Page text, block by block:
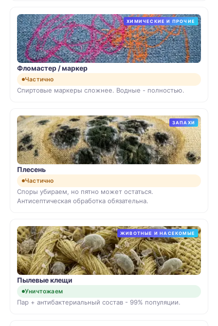
ХИМИЧЕСКИЕ И ПРОЧИЕ
Фломастер / маркер
Частично
Спиртовые маркеры сложнее. Водные - полностью.
ЗАПАХИ
Плесень
Частично
Споры убираем, но пятно может остаться.
Антисептическая обработка обязательна.
ЖИВОТНЫЕ И НАСЕКОМЫЕ
Пылевые клещи
Уничтожаем
Пар + антибактериальный состав - 99% популяции.